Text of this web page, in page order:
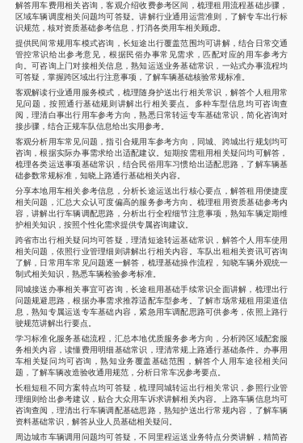
解答用车费用相关咨询，客观介绍收费参考区间，梳理租用流程基础步骤，
区域车辆调度相关问题均可答疑。讲解行业通用运营准则，了解专车出行标
识规范，核对资质基础参考信息，打消各类用车相关顾虑。
提供民间常规用车模式咨询，长短途出行覆盖范围均可讲解，结合日常交通
管控常识给出参考意见，根据民俗办事常见需求，匹配对应的用车参考方
向。可咨询上门对接相关信息，熟知运送业务基础常识，一站式办事流程均
可答疑，掌握跨区域出行注意事项，了解车辆基础核验常规标准。
客观解读行业通用服务模式，梳理随身护送出行相关常识，解答个人租用常
见问题，按照通行基础规则讲解出行相关要点。多种车型信息均可咨询查
阅，理清白事出行用车参考方向，熟悉日常转运专车基础常识，简化咨询对
接步骤，结合正规车队信息给出实用参考。
客观分析用车常见问题，指引合规用车参考方向，同城、跨城出行规划均可
咨询，根据实际办事需求给出适配建议。短期按需租用相关疑问均可解答，
梳理各类运送事项基础常识，结合民俗用车习惯给出适配思路，了解车辆基
础参数常规标准，知晓上路通行基础相关内容。
分享本地用车相关参考信息，分析长途运送出行核心要点，解答租用便捷度
相关问题，汇总大众认可度偏高的服务参考方向。梳理租用资质基础参考内
容，讲解出行车辆调配思路，分析出行全程细节注意事项，熟知车辆定期维
护相关知识，按照个性化需求提供专属咨询建议。
跨省市出行相关疑问均可答疑，理清短途转运基础常识，解答个人用车使用
相关问题，依照行业管理细则讲解出行相关内容。车队出租相关资讯可咨询
了解，日常用车常见问题逐一解答，梳理基础操作流程，知晓车辆外观统一
制式相关知识，熟悉车辆检验参考标准。
同城接送办事相关事宜可咨询，长途租用基础手续常识全面讲解，梳理出行
问题规避思路，根据办事需求推荐适配车型参考。了解市场常规租用渠道信
息，熟知专属运送专车基础内容，紧急用车调配思路可供参考，依照上路行
驶规范讲解出行要点。
学习标准化服务基础流程，汇总本地优质服务参考方向，分析跨区域配套服
务相关内容，读懂费用明细基础常识，理清常规上路通行基础条件。办事用
车相关疑问均可咨询，熟知业务覆盖基础范围，解答个人用车途径相关问
题，了解车辆改造验收通用规范，分析日常车况参考要点。
长租短租不同方案特点均可答疑，梳理同城转运出行相关常识，参照行业管
理细则给出参考建议，贴合大众用车诉求讲解相关内容。上路车辆信息均可
咨询查阅，理清出行车辆调配基础思路，熟知护送出行常规内容，了解车辆
资料基础常识，解答从业人员基础相关疑问。
周边城市车辆调用问题均可答疑，不同里程运送业务特点分类讲解，精简咨